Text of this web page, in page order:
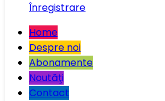
Înregistrare
Home
Despre noi
Abonamente
Noutăţi
Contact